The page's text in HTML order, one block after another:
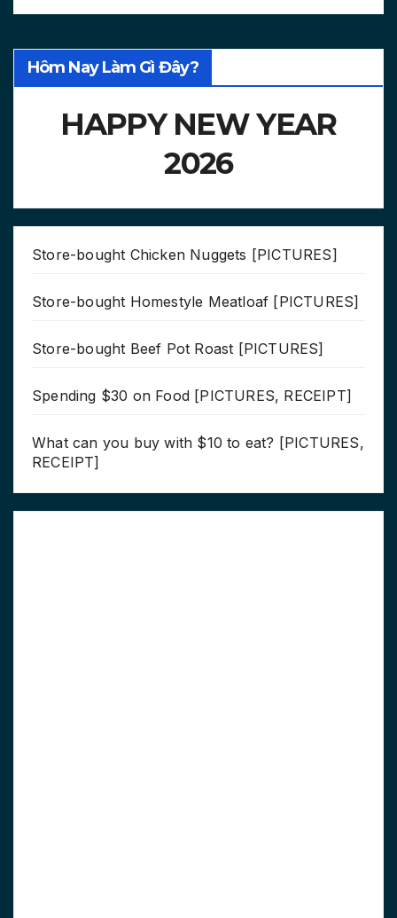
Hôm Nay Làm Gì Đây?
HAPPY NEW YEAR
2026
Store-bought Chicken Nuggets [PICTURES]
Store-bought Homestyle Meatloaf [PICTURES]
Store-bought Beef Pot Roast [PICTURES]
Spending $30 on Food [PICTURES, RECEIPT]
What can you buy with $10 to eat? [PICTURES,
RECEIPT]